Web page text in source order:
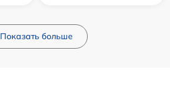
Показать больше